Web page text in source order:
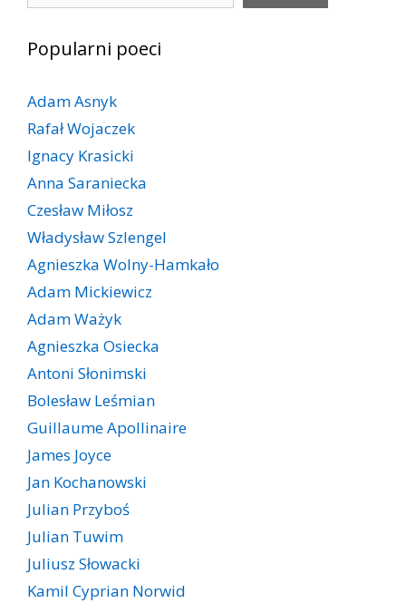
Popularni poeci
Adam Asnyk
Rafał Wojaczek
Ignacy Krasicki
Anna Saraniecka
Czesław Miłosz
Władysław Szlengel
Agnieszka Wolny-Hamkało
Adam Mickiewicz
Adam Ważyk
Agnieszka Osiecka
Antoni Słonimski
Bolesław Leśmian
Guillaume Apollinaire
James Joyce
Jan Kochanowski
Julian Przyboś
Julian Tuwim
Juliusz Słowacki
Kamil Cyprian Norwid